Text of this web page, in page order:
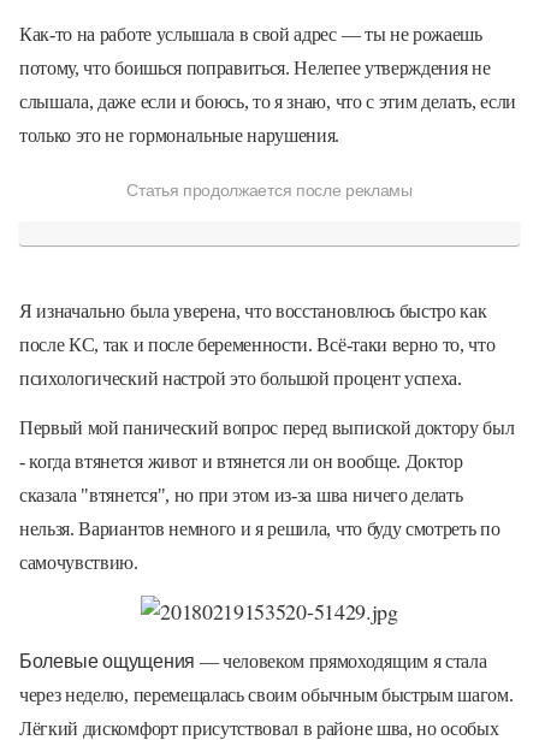
Как-то на работе услышала в свой адрес — ты не рожаешь
потому, что боишься поправиться. Нелепее утверждения не
слышала, даже если и боюсь, то я знаю, что с этим делать, если
только это не гормональные нарушения.
Статья продолжается после рекламы
Я изначально была уверена, что восстановлюсь быстро как
после КС, так и после беременности. Всё-таки верно то, что
психологический настрой это большой процент успеха.
Первый мой панический вопрос перед выпиской доктору был
- когда втянется живот и втянется ли он вообще. Доктор
сказала "втянется", но при этом из-за шва ничего делать
нельзя. Вариантов немного и я решила, что буду смотреть по
самочувствию.
Болевые ощущения — человеком прямоходящим я стала
через неделю, перемещалась своим обычным быстрым шагом.
Лёгкий дискомфорт присутствовал в районе шва, но особых